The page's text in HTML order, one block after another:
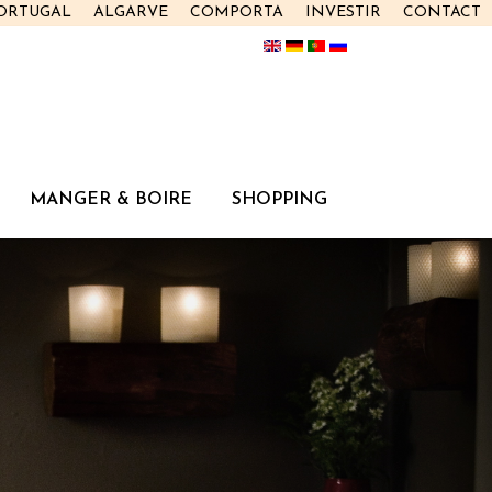
CONTACT
INVESTIR
COMPORTA
ALGARVE
MANGER & BOIRE SHOPPING